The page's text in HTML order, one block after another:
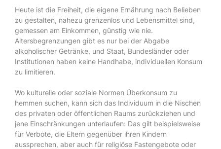
Heute ist die Freiheit, die eigene Ernährung nach Belieben
zu gestalten, nahezu grenzenlos und Lebensmittel sind,
gemessen am Einkommen, günstig wie nie.
Altersbegrenzungen gibt es nur bei der Abgabe
alkoholischer Getränke, und Staat, Bundesländer oder
Institutionen haben keine Handhabe, individuellen Konsum
zu limitieren.
Wo kulturelle oder soziale Normen Überkonsum zu
hemmen suchen, kann sich das Individuum in die Nischen
des privaten oder öffentlichen Raums zurückziehen und
jene Einschränkungen unterlaufen: Das gilt beispielsweise
für Verbote, die Eltern gegenüber ihren Kindern
aussprechen, aber auch für religiöse Fastengebote oder